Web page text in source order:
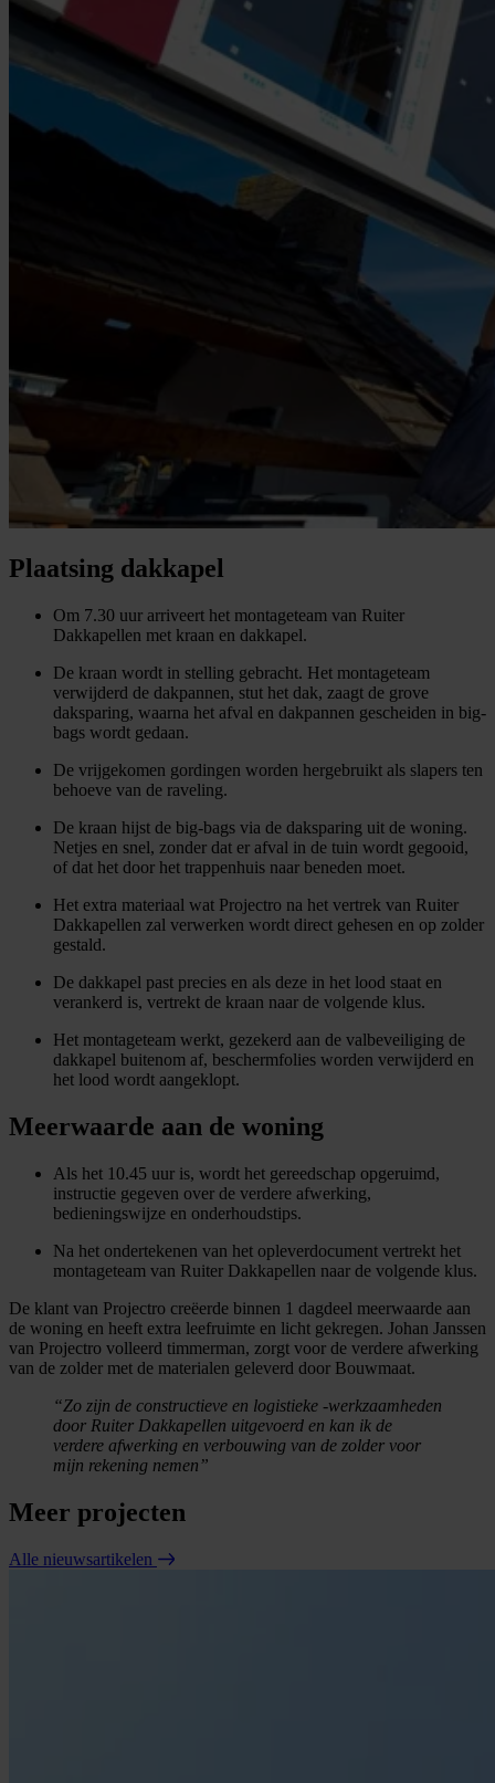
Plaatsing dakkapel
Om 7.30 uur arriveert het montageteam van Ruiter
Dakkapellen met kraan en dakkapel.
De kraan wordt in stelling gebracht. Het montageteam
verwijderd de dakpannen, stut het dak, zaagt de grove
daksparing, waarna het afval en dakpannen gescheiden in big-
bags wordt gedaan.
De vrijgekomen gordingen worden hergebruikt als slapers ten
behoeve van de raveling.
De kraan hijst de big-bags via de daksparing uit de woning.
Netjes en snel, zonder dat er afval in de tuin wordt gegooid,
of dat het door het trappenhuis naar beneden moet.
Het extra materiaal wat Projectro na het vertrek van Ruiter
Dakkapellen zal verwerken wordt direct gehesen en op zolder
gestald.
De dakkapel past precies en als deze in het lood staat en
verankerd is, vertrekt de kraan naar de volgende klus.
Het montageteam werkt, gezekerd aan de valbeveiliging de
dakkapel buitenom af, beschermfolies worden verwijderd en
het lood wordt aangeklopt.
Meerwaarde aan de woning
Als het 10.45 uur is, wordt het gereedschap opgeruimd,
instructie gegeven over de verdere afwerking,
bedieningswijze en onderhoudstips.
Na het ondertekenen van het opleverdocument vertrekt het
montageteam van Ruiter Dakkapellen naar de volgende klus.
De klant van Projectro creëerde binnen 1 dagdeel meerwaarde aan
de woning en heeft extra leefruimte en licht gekregen. Johan Janssen
van Projectro volleerd timmerman, zorgt voor de verdere afwerking
van de zolder met de materialen geleverd door Bouwmaat.
“Zo zijn de constructieve en logistieke -werkzaamheden
door Ruiter Dakkapellen uitgevoerd en kan ik de
verdere afwerking en verbouwing van de zolder voor
mijn rekening nemen”
Meer projecten
Alle nieuwsartikelen